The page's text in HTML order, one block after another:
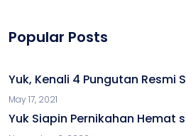
Popular Posts
Yuk, Kenali 4 Pungutan Resmi
May 17, 2021
Yuk Siapin Pernikahan Hemat